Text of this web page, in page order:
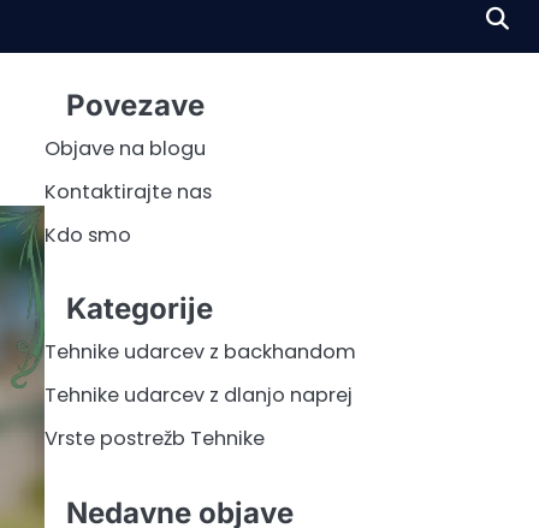
Povezave
Objave na blogu
Kontaktirajte nas
Kdo smo
Kategorije
Tehnike udarcev z backhandom
Tehnike udarcev z dlanjo naprej
Vrste postrežb Tehnike
Nedavne objave